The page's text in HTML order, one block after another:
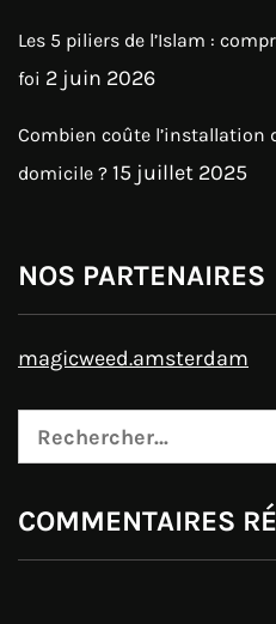
Les 5 piliers de l’Islam :
foi 2 juin 2026
Combien coûte l’installation
domicile ? 15 juillet 2025
NOS PARTENAIRES
magicweed.amsterdam
Rechercher :
COMMENTAIRES